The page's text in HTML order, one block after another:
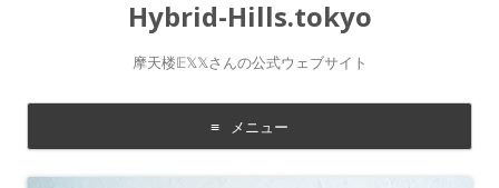
Hybrid-Hills.tokyo
摩天楼𝔼𝕏𝕏さんの公式ウェブサイト
メニュー
コ
ン